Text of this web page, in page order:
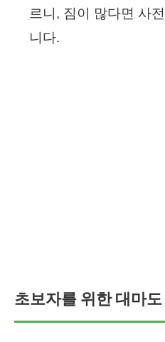
르니, 짐이 많다면 사
니다.
초보자를 위한 대마